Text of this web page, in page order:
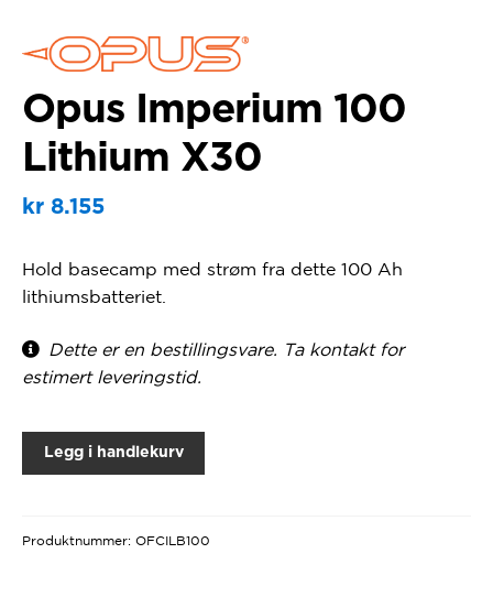
Opus Imperium 100
Lithium X30
kr8.155
Hold basecamp med strøm fra dette 100 Ah
lithiumsbatteriet.
Dette er en bestillingsvare. Ta kontakt for
estimert leveringstid.
Legg i handlekurv
Produktnummer: OFCILB100